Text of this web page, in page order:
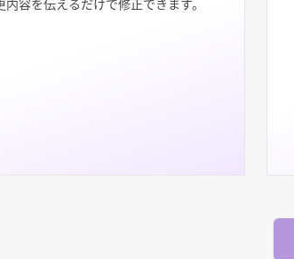
容を伝えるだけで修正できます。